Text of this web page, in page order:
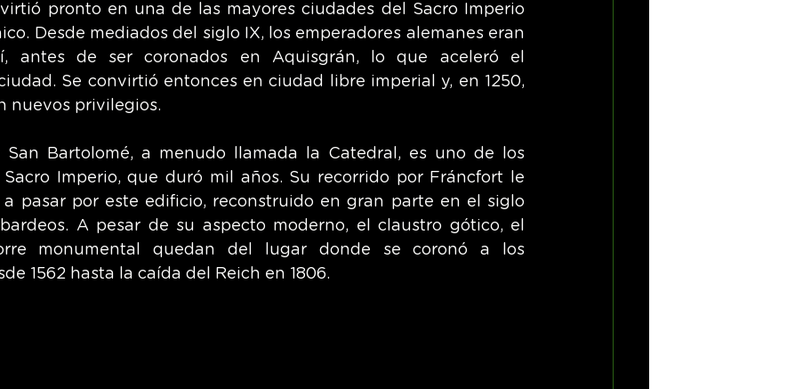
pronto en una de las mayores ciudades del Sacro Imperio
Desde mediados del siglo IX, los emperadores alemanes eran
antes de ser coronados en Aquisgrán, lo que aceleró el
Se convirtió entonces en ciudad libre imperial y, en 1250,
nuevos privilegios.
San Bartolomé, a menudo llamada la Catedral, es uno de los
Imperio, que duró mil años. Su recorrido por Fráncfort le
pasar por este edificio, reconstruido en gran parte en el siglo
A pesar de su aspecto moderno, el claustro gótico, el
monumental quedan del lugar donde se coronó a los
1562 hasta la caída del Reich en 1806.